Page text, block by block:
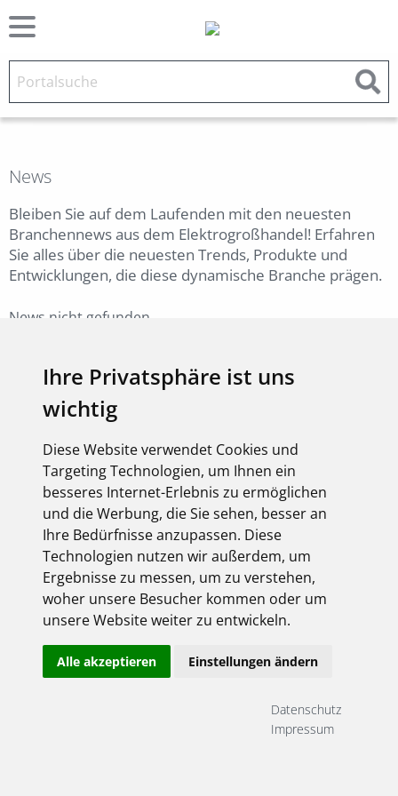
Ihre Privatsphäre ist uns
wichtig
Diese Website verwendet Cookies und
Targeting Technologien, um Ihnen ein
besseres Internet-Erlebnis zu ermöglichen
und die Werbung, die Sie sehen, besser an
Ihre Bedürfnisse anzupassen. Diese
Technologien nutzen wir außerdem, um
Ergebnisse zu messen, um zu verstehen,
woher unsere Besucher kommen oder um
unsere Website weiter zu entwickeln.
Alle akzeptieren Einstellungen ändern
Datenschutz
Impressum
News
Bleiben Sie auf dem Laufenden mit den neuesten
Branchennews aus dem Elektrogroßhandel! Erfahren
Sie alles über die neuesten Trends, Produkte und
Entwicklungen, die diese dynamische Branche prägen.
News nicht gefunden.
Derzeit liegen keine Termine vor!
Anmeldung
hier gehts rein ...